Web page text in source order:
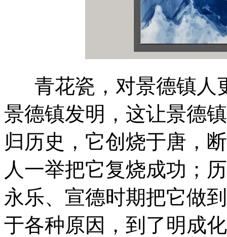
青花瓷，对景德镇人
景德镇发明，这让景德
归历史，它创烧于唐，
人一举把它复烧成功；
永乐、宣德时期把它做
于各种原因，到了明成